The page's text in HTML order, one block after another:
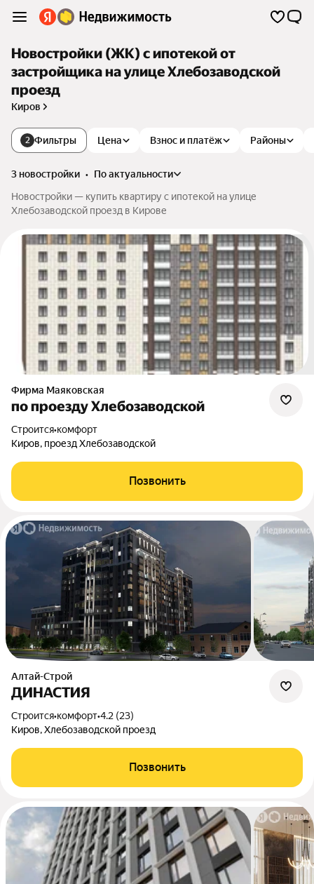
Новостройки (ЖК) с ипотекой от
застройщика на улице Хлебозаводской
проезд
Киров
2 Фильтры Цена Взнос и платёж Районы
3 новостройки •
по актуальности
Новостройки — купить квартиру с ипотекой на улице
Хлебозаводской проезд в Кирове
Фирма Маяковская
по проезду Хлебозаводской
Строится•комфорт
Киров, проезд Хлебозаводской
Позвонить
Алтай-Строй
ДИНАСТИЯ
Строится•комфорт•4.2 (23)
Киров, Хлебозаводской проезд
Позвонить